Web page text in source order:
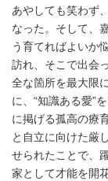
あやしても笑わず
なった。そして、
う育てればよいか
訪れ、そこで出会
全な箇所を最大限
に、“知識ある愛”
に掲げる孤高の療
と自立に向けた厳
せられたことで、
家として才能を開